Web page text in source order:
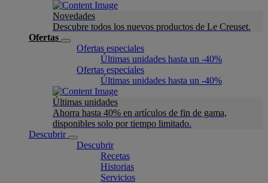
Novedades
Descubre todos los nuevos productos de Le Creuset.
Ofertas
Ofertas especiales
Últimas unidades hasta un -40%
Ofertas especiales
Últimas unidades hasta un -40%
Últimas unidades
Ahorra hasta 40% en artículos de fin de gama,
disponibles solo por tiempo limitado.
Descubrir
Descubrir
Recetas
Historias
Servicios